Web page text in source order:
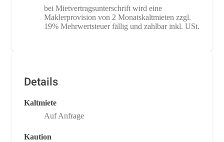
bei Mietvertragsunterschrift wird eine
Maklerprovision von 2 Monatskaltmieten zzgl.
19% Mehrwertsteuer fällig und zahlbar inkl. USt.
Details
Kaltmiete
Auf Anfrage
Kaution